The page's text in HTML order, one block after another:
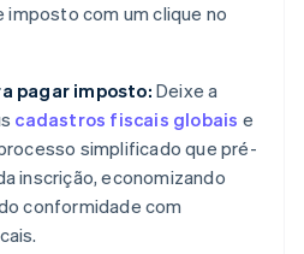
imposto com um clique no
pagar imposto: Deixe a
cadastros fiscais globais e
simplificado que pré-
inscrição, economizando
conformidade com